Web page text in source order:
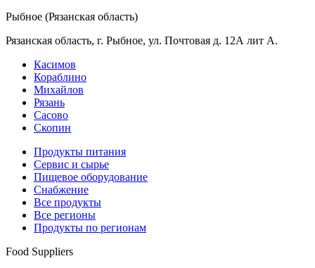
Рыбное (Рязанская область)
Рязанская область, г. Рыбное, ул. Почтовая д. 12А лит А.
Касимов
Кораблино
Михайлов
Рязань
Сасово
Скопин
Продукты питания
Сервис и сырье
Пищевое оборудование
Снабжение
Все продукты
Все регионы
Продукты по регионам
Food Suppliers